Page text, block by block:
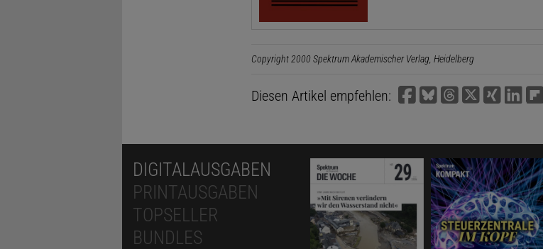
Copyright 2000 Spektrum Akademischer Verlag, Heidelberg
Diesen Artikel empfehlen:
DIGITALAUSGABEN
PRINTAUSGABEN
TOPSELLER
BUNDLES